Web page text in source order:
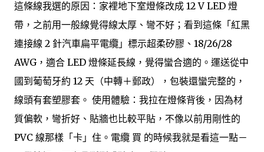
這條線我選的原因：家裡地下室燈條改成 12 V LED 燈
帶，之前用一般線覺得線太厚、彎不好；看到這條「紅黑
連接線 2 針汽車扁平電纜」標示超柔矽膠、18/26/28
AWG，適合 LED 燈條延長線，覺得蠻合適的。運送從中
國到葡萄牙約 12 天（中轉＋郵政），包裝還蠻完整的，
線頭有套塑膠套。 使用體驗：我拉在燈條背後，因為材
質偏軟，彎折好、貼牆也比較平貼，不像以前用剛性的
PVC 線那樣「卡」住。電纜 買 的時候我就是看這一點－